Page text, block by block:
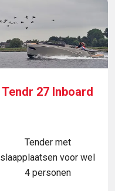
Tendr 27 Inboard
Tender met
slaapplaatsen voor wel
4 personen